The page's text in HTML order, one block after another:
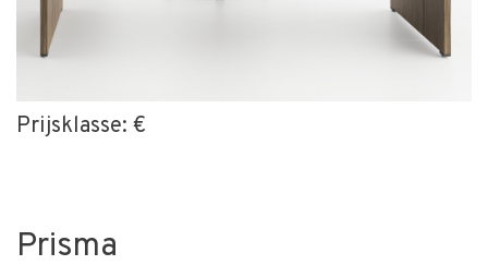
Prijsklasse: €
Prisma